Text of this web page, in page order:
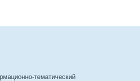
тематический